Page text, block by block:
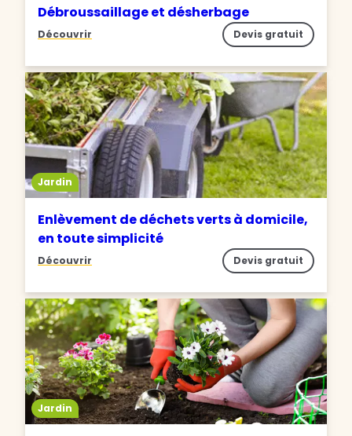
Débroussaillage et désherbage
Découvrir Devis gratuit
Jardin
Enlèvement de déchets verts à domicile,
en toute simplicité
Découvrir Devis gratuit
Jardin